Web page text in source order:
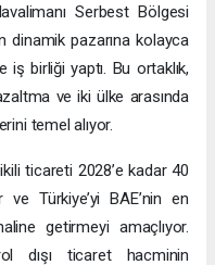
Serbest Bölgesi
dinamik pazarına kolayca
birliği yaptı. Bu ortaklık,
ve iki ülke arasında
temel alıyor.
ticareti 2028’e kadar 40
Türkiye’yi BAE’nin en
getirmeyi amaçlıyor.
dışı ticaret hacminin